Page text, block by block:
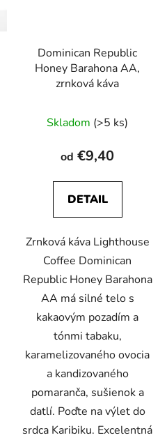
Dominican Republic
Honey Barahona AA,
zrnková káva
Skladom (>5 ks)
od €9,40
DETAIL
Zrnková káva Lighthouse
Coffee Dominican
Republic Honey Barahona
AA má silné telo s
kakaovým pozadím a
tónmi tabaku,
karamelizovaného ovocia
a kandizovaného
pomaranča, sušienok a
datlí. Poďte na výlet do
srdca Karibiku. Excelentná